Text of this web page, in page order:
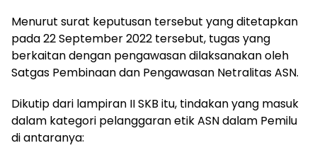
Menurut surat keputusan tersebut yang ditetapkan
pada 22 September 2022 tersebut, tugas yang
berkaitan dengan pengawasan dilaksanakan oleh
Satgas Pembinaan dan Pengawasan Netralitas ASN.
Dikutip dari lampiran II SKB itu, tindakan yang masuk
dalam kategori pelanggaran etik ASN dalam Pemilu
di antaranya: